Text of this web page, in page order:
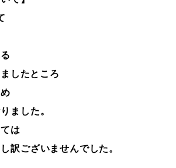
したところ
ました。
は
訳ございませんでした。